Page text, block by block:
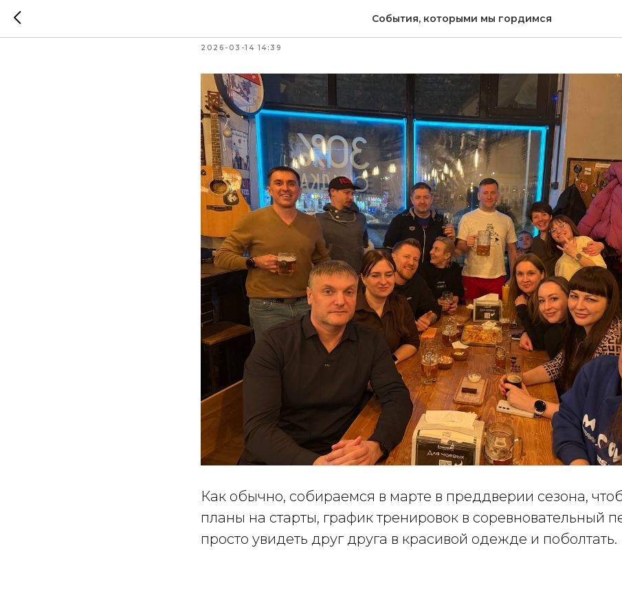
События, которыми мы гордимся
Весенний сбор команды
2026-03-14 14:39
Как обычно, собираемся в марте в преддверии сезона,
планы на старты, график тренировок в соревновательный
просто увидеть друг друга в красивой одежде и поболтать.